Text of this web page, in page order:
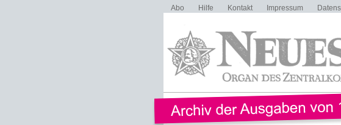
Abo Hilfe Kontakt Impressum